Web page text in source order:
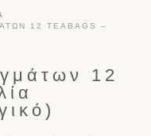
12 TEABAGS –
12